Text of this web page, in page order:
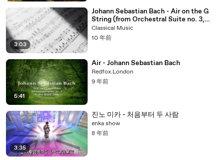
3:03
Johann Sebastian Bach - Air on the G
String (from Orchestral Suite no. 3,
BWV 1068)
Classical Music
10 年前
5:41
Air - Johann Sebastian Bach
Redfox.London
9 年前
3:35
진노 미카 - 처음부터 두 사람
enka show
8 年前